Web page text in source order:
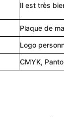
Il est très
Plaque de
Logo
CMYK,